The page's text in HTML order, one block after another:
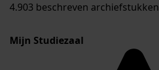
4.903 beschreven archiefstukken
Mijn Studiezaal